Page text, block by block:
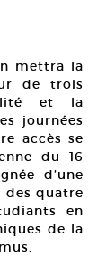
mettra la
de trois
et la
journées
accès se
du 16
d’une
des quatre
en
de la